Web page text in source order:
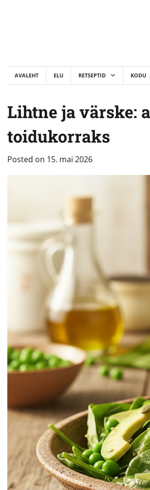
AVALEHT ELU RETSEPTID KODU
Lihtne ja värske:
toidukorraks
Posted on 15. mai 2026